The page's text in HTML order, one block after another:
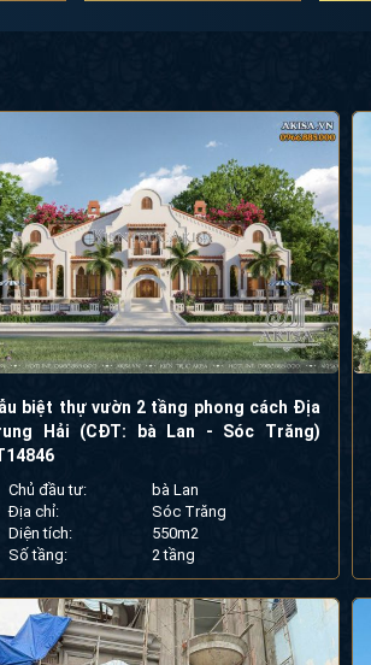
biệt thự vườn 2 tầng phong cách Địa
Hải (CĐT: bà Lan - Sóc Trăng)
Chủ đầu tư:
bà Lan
Địa chỉ:
Sóc Trăng
Diện tích:
550m2
Số tầng:
2 tầng